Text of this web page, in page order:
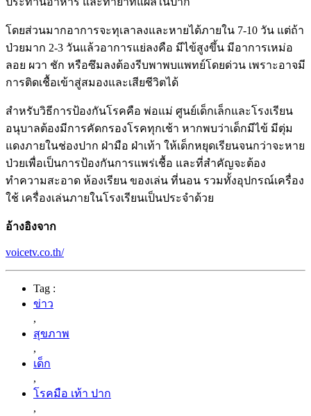
โดยส่วนมากอาการจะทุเลาลงและหายได้ภายใน 7-10 วัน แต่ถ้า
ป่วยมาก 2-3 วันแล้วอาการแย่ลงคือ มีไข้สูงขึ้น มีอาการเหม่อ
ลอย ผวา ชัก หรือซึมลงต้องรีบพาพบแพทย์โดยด่วน เพราะอาจมี
การติดเชื้อเข้าสู่สมองและเสียชีวิตได้
สำหรับวิธีการป้องกันโรคคือ พ่อแม่ ศูนย์เด็กเล็กและโรงเรียน
อนุบาลต้องมีการคัดกรองโรคทุกเช้า หากพบว่าเด็กมีไข้ มีตุ่ม
แดงภายในช่องปาก ฝ่ามือ ฝ่าเท้า ให้เด็กหยุดเรียนจนกว่าจะหาย
ป่วยเพื่อเป็นการป้องกันการแพร่เชื้อ และที่สำคัญจะต้อง
ทำความสะอาด ห้องเรียน ของเล่น ที่นอน รวมทั้งอุปกรณ์เครื่อง
ใช้ เครื่องเล่นภายในโรงเรียนเป็นประจำด้วย
อ้างอิงจาก
voicetv.co.th/
Tag :
ข่าว
,
สุขภาพ
,
เด็ก
,
โรคมือ เท้า ปาก
,